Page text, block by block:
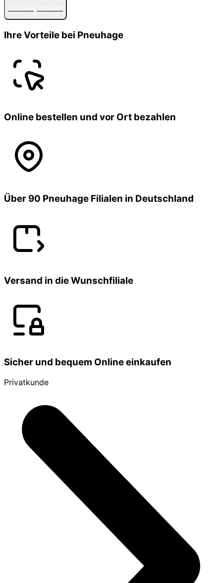
Ihre Vorteile bei Pneuhage
Online bestellen und vor Ort bezahlen
Über 90 Pneuhage Filialen in Deutschland
Versand in die Wunschfiliale
Sicher und bequem Online einkaufen
Privatkunde